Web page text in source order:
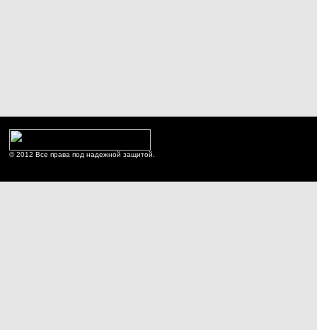
© 2012 Все права под надежной защитой.